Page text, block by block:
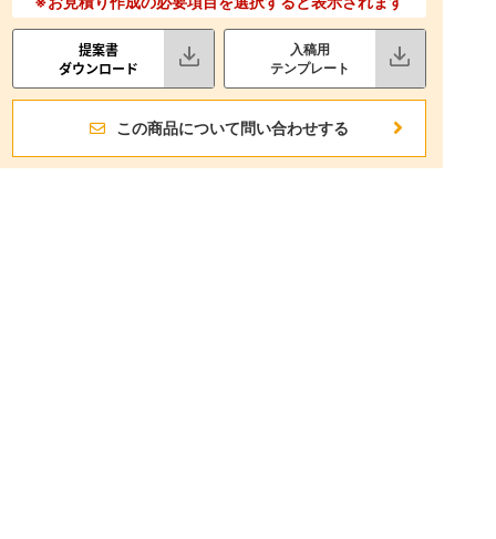
提案書
ダウンロード
入稿用
テンプレート
この商品について問い合わせする